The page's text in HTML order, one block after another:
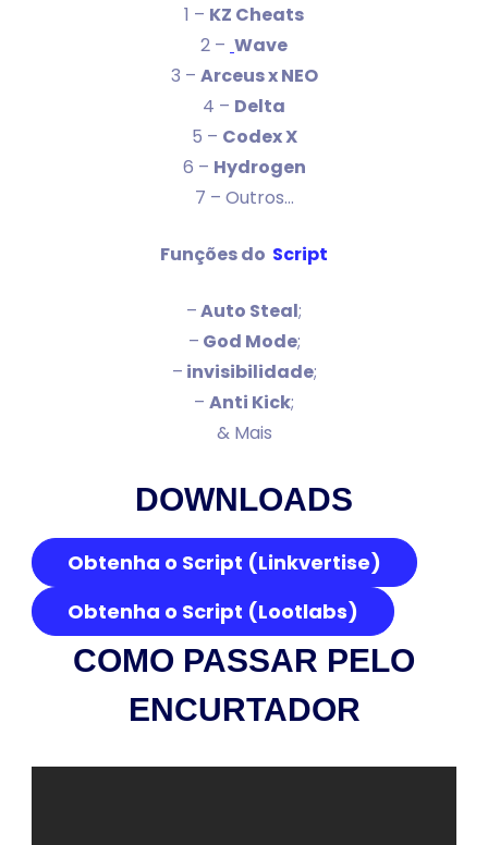
1 – KZ Cheats
2 – Wave
3 – Arceus x NEO
4 – Delta
5 – Codex X
6 – Hydrogen
7 – Outros…
Funções do Script
–Auto Steal;
– God Mode;
– invisibilidade;
– Anti Kick;
& Mais
DOWNLOADS
Obtenha o Script (Linkvertise)
Obtenha o Script (Lootlabs)
COMO PASSAR PELO
ENCURTADOR